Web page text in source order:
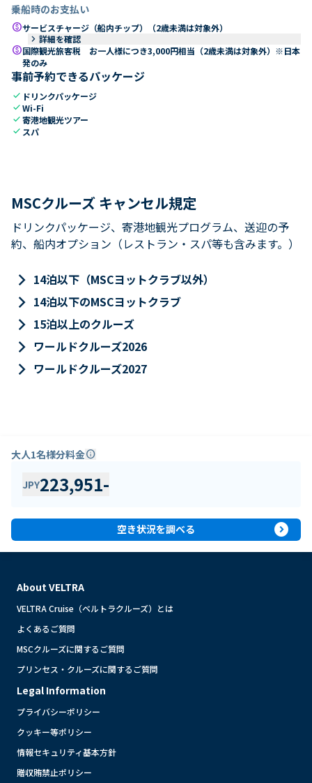
乗船時のお支払い
paidサービスチャージ（船内チップ）（2歳未満は対象外）
keyboard_arrow_right 詳細を確認
paid国際観光旅客税 お一人様につき3,000円相当（2歳未満は対象外）※日本
発のみ
事前予約できるパッケージ
check ドリンクパッケージ
checkWi-Fi
check寄港地観光ツアー
check スパ
MSCクルーズ キャンセル規定
ドリンクパッケージ、寄港地観光プログラム、送迎の予
約、船内オプション（レストラン・スパ等も含みます。）
keyboard_arrow_right 14泊以下（MSCヨットクラブ以外）
keyboard_arrow_right 14泊以下のMSCヨットクラブ
keyboard_arrow_right 15泊以上のクルーズ
keyboard_arrow_right ワールドクルーズ2026
keyboard_arrow_right ワールドクルーズ2027
大人1名様分料金info
JPY223,951-
空き状況を調べる expand_circle_right
About VELTRA
VELTRA Cruise（ベルトラクルーズ）とは
よくあるご質問
MSCクルーズに関するご質問
プリンセス・クルーズに関するご質問
Legal Information
プライバシーポリシー
クッキー等ポリシー
情報セキュリティ基本方針
贈収賄禁止ポリシー